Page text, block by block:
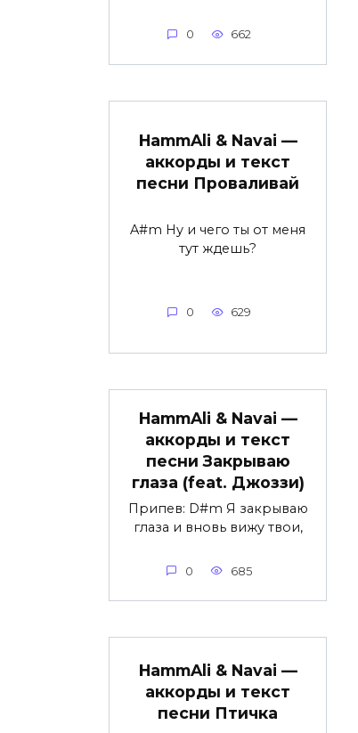
0 662
HammAli & Navai —
аккорды и текст
песни Проваливай
A#m Ну и чего ты от меня
тут ждешь?
0 629
HammAli & Navai —
аккорды и текст
песни Закрываю
глаза (feat. Джоззи)
Припев: D#m Я закрываю
глаза и вновь вижу твои,
0 685
HammAli & Navai —
аккорды и текст
песни Птичка